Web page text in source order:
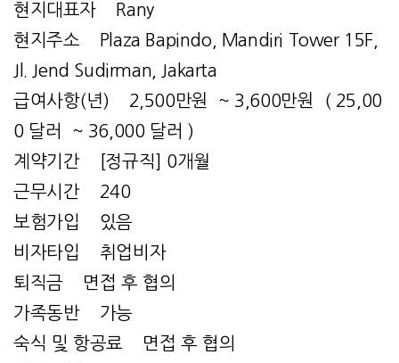
현지대표자 Rany
현지주소 Plaza Bapindo, Mandiri Tower 15F,
Jl. Jend Sudirman, Jakarta
급여사항(년) 2,500만원 ~ 3,600만원 ( 25,00
0 달러 ~ 36,000 달러 )
계약기간 [정규직] 0개월
근무시간 240
보험가입 있음
비자타입 취업비자
퇴직금 면접 후 협의
가족동반 가능
숙식 및 항공료 면접 후 협의